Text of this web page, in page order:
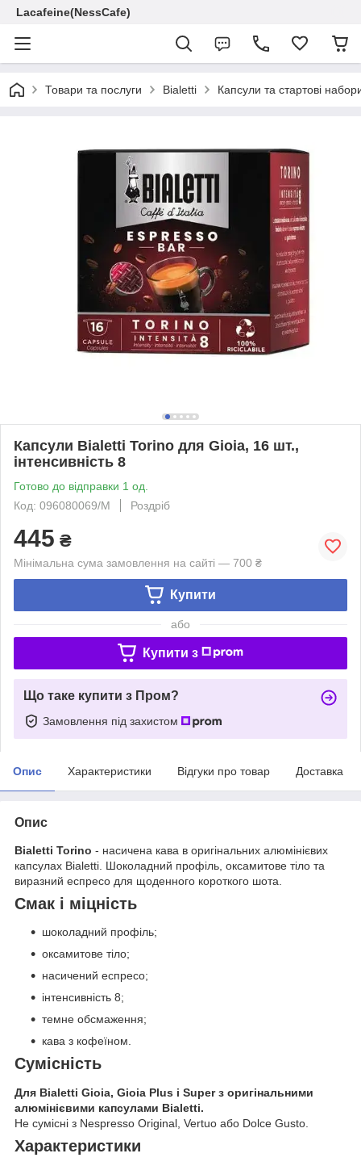
Lacafeine(NessCafe)
Товари та послуги Bialetti Капсули та стартові
Капсули Bialetti Torino для Gioia, 16 шт.,
інтенсивність 8
Готово до відправки 1 од.
Код: 096080069/M
Роздріб
445 ₴
Мінімальна сума замовлення на сайті — 700 ₴
Купити
або
Купити з
Що таке купити з Пром?
Замовлення під захистом
Опис Характеристики Відгуки про товар Доставка
Опис
Bialetti Torino - насичена кава в оригінальних алюмінієвих
капсулах Bialetti. Шоколадний профіль, оксамитове тіло та
виразний еспресо для щоденного короткого шота.
Смак і міцність
шоколадний профіль;
оксамитове тіло;
насичений еспресо;
інтенсивність 8;
темне обсмаження;
кава з кофеїном.
Сумісність
Для Bialetti Gioia, Gioia Plus і Super з оригінальними
алюмінієвими капсулами Bialetti.
Не сумісні з Nespresso Original, Vertuo або Dolce Gusto.
Характеристики